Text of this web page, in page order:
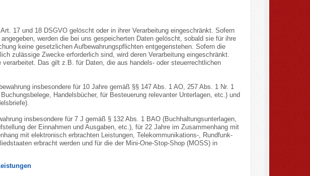
17 und 18 DSGVO gelöscht oder in ihrer Verarbeitung eingeschränkt. Sofern
werden die bei uns gespeicherten Daten gelöscht, sobald sie für ihre
keine gesetzlichen Aufbewahrungspflichten entgegenstehen. Sofern die
zulässige Zwecke erforderlich sind, wird deren Verarbeitung eingeschränkt.
Das gilt z.B. für Daten, die aus handels- oder steuerrechtlichen
insbesondere für 10 Jahre gemäß §§ 147 Abs. 1 AO, 257 Abs. 1 Nr. 1
Handelsbücher, für Besteuerung relevanter Unterlagen, etc.) und
insbesondere für 7 J gemäß § 132 Abs. 1 BAO (Buchhaltungsunterlagen,
der Einnahmen und Ausgaben, etc.), für 22 Jahre im Zusammenhang mit
mit elektronisch erbrachten Leistungen, Telekommunikations-, Rundfunk-
erbracht werden und für die der Mini-One-Stop-Shop (MOSS) in